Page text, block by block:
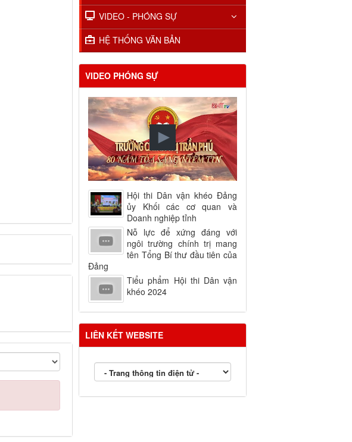
VIDEO - PHÓNG SỰ
HỆ THỐNG VĂN BẢN
VIDEO PHÓNG SỰ
Hội thi Dân vận khéo Đảng
ủy Khối các cơ quan và
Doanh nghiệp tỉnh
Nỗ lực để xứng đáng với
ngôi trường chính trị mang
tên Tổng Bí thư đầu tiên của
Đảng
Tiểu phẩm Hội thi Dân vận
khéo 2024
LIÊN KẾT WEBSITE